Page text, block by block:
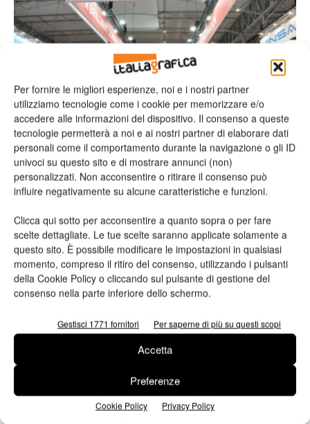
Per fornire le migliori esperienze, noi e i nostri partner
utilizziamo tecnologie come i cookie per memorizzare e/o
accedere alle informazioni del dispositivo. Il consenso a queste
tecnologie permetterà a noi e ai nostri partner di elaborare dati
personali come il comportamento durante la navigazione o gli ID
univoci su questo sito e di mostrare annunci (non)
personalizzati. Non acconsentire o ritirare il consenso può
influire negativamente su alcune caratteristiche e funzioni.
Clicca qui sotto per acconsentire a quanto sopra o per fare
scelte dettagliate. Le tue scelte saranno applicate solamente a
questo sito. È possibile modificare le impostazioni in qualsiasi
momento, compreso il ritiro del consenso, utilizzando i pulsanti
della Cookie Policy o cliccando sul pulsante di gestione del
consenso nella parte inferiore dello schermo.
Gestisci 1771 fornitori Per saperne di più su questi scopi
Accetta
Preferenze
Cookie Policy Privacy Policy
Le prestazioni XSYS da primato nel
mondo flexo in evidenza a...
Redazione 23/09/2025
La linea esclusiva SEI Laser passaggio
obbligato a Labelexpo
Redazione